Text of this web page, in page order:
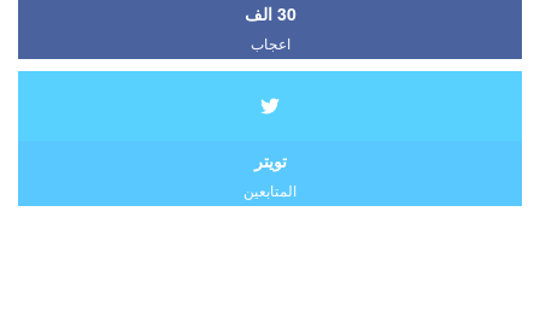
30 الف
اعجاب
تويتر
المتابعين